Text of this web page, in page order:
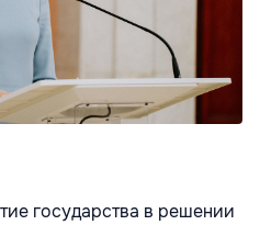
государства в решении